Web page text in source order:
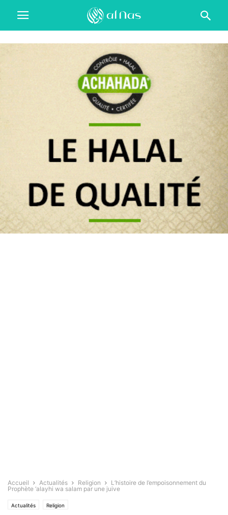
Accueil Actualités Religion
L’histoire de l’empoisonnement du
Prophète ‘alayhi wa salam par une juive
Actualités Religion